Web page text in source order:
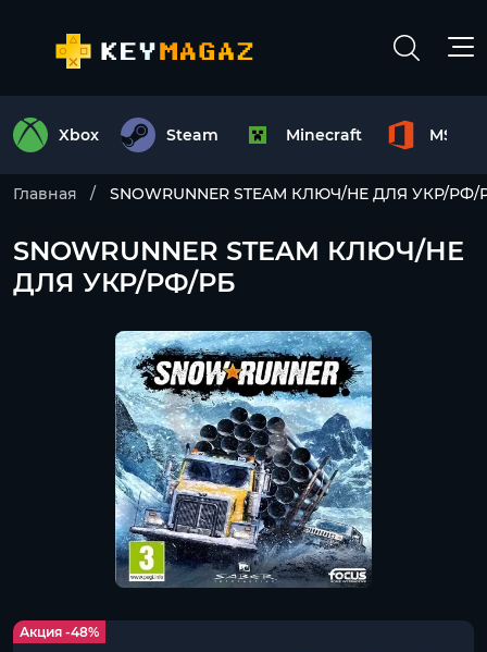
Xbox Steam Minecraft MS
Главная SNOWRUNNER STEAM КЛЮЧ/НЕ ДЛЯ УКР/РФ/
SNOWRUNNER STEAM КЛЮЧ/НЕ
ДЛЯ УКР/РФ/РБ
Акция -48%